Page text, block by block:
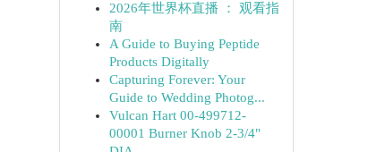
2026年世界杯直播 ： 观看指
南
A Guide to Buying Peptide
Products Digitally
Capturing Forever: Your
Guide to Wedding Photog...
Vulcan Hart 00-499712-
00001 Burner Knob 2-3/4"